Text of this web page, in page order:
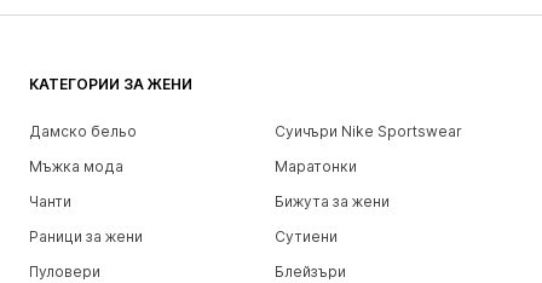
КАТЕГОРИИ ЗА ЖЕНИ
Дамско бельо
Суичъри Nike Sportswear
Мъжка мода
Маратонки
Чанти
Бижута за жени
Раници за жени
Сутиени
Пуловери
Блейзъри